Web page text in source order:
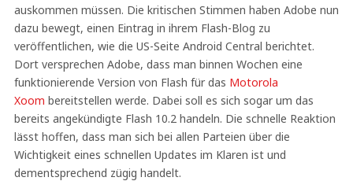
auskommen müssen. Die kritischen Stimmen haben Adobe nun
dazu bewegt, einen Eintrag in ihrem Flash-Blog zu
veröffentlichen, wie die US-Seite Android Central berichtet.
Dort versprechen Adobe, dass man binnen Wochen eine
funktionierende Version von Flash für das Motorola
Xoom bereitstellen werde. Dabei soll es sich sogar um das
bereits angekündigte Flash 10.2 handeln. Die schnelle Reaktion
lässt hoffen, dass man sich bei allen Parteien über die
Wichtigkeit eines schnellen Updates im Klaren ist und
dementsprechend zügig handelt.